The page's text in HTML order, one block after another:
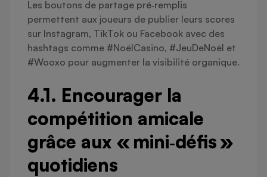
Les boutons de partage pré‑remplis
permettent aux joueurs de publier leurs scores
sur Instagram, TikTok ou Facebook avec des
hashtags comme #NoëlCasino, #JeuDeNoël et
#Wooxo pour augmenter la visibilité organique.
4.1. Encourager la
compétition amicale
grâce aux « mini‑défis »
quotidiens